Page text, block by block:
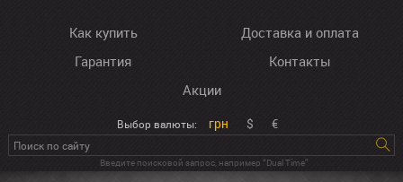
Как купить
Доставка и оплата
Гарантия
Контакты
Акции
Выбор валюты: грн $ €
Введите поисковой запрос, например “Dual Time”